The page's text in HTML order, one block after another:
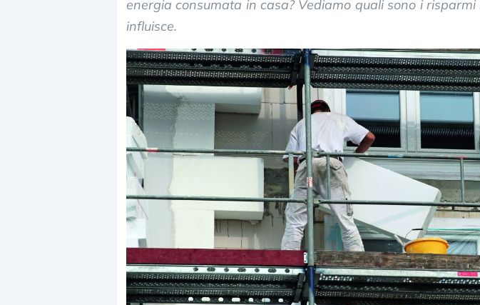
energia consumata in casa? Vediamo quali sono i
influisce.
Dalle valutazioni estreme alla
correzione. Cosa sta guidando il
repricing degli asset?
«La mia
in preda al
della bolla